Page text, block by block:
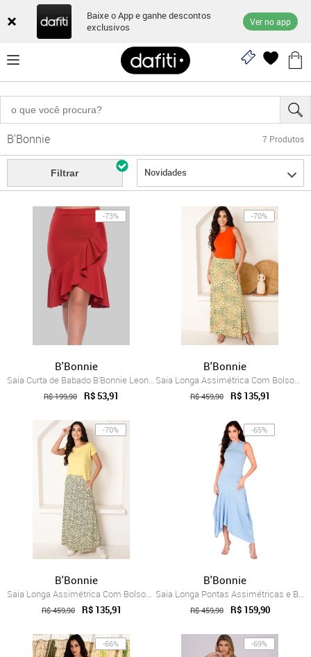
Baixe o App e ganhe descontos
exclusivos
Ver no app
B'Bonnie 7 Produtos
Filtrar Novidades
-73%
B'Bonnie
Saia Curta de Babado B'Bonnie Leonora Terra
R$ 199,90 R$ 53,91
-70%
B'Bonnie
Saia Longa Assimétrica Com Bolsos B’Bonn...
R$ 459,90 R$ 135,91
-70%
B'Bonnie
Saia Longa Assimétrica Com Bolsos B’Bonn...
R$ 459,90 R$ 135,91
-65%
B'Bonnie
Saia Longa Pontas Assimétricas e Bolsos ...
R$ 459,90 R$ 159,90
-66% -69%